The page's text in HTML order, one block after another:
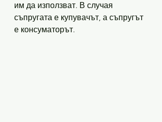
им да използват. В случая
съпругата е купувачът, а съпругът
е консуматорът.